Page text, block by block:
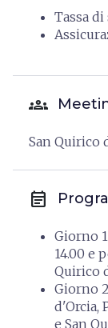
Tassa
groups
San Quirico
event_note
Giorno
14.00 e
Quirico
Giorno
d'Orcia,
e San